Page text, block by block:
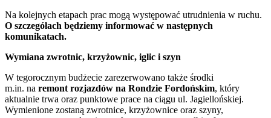
Na kolejnych etapach prac mogą występować utrudnienia w ruchu.
O szczegółach będziemy informować w następnych
komunikatach.
Wymiana zwrotnic, krzyżownic, iglic i szyn
W tegorocznym budżecie zarezerwowano także środki
m.in. na remont rozjazdów na Rondzie Fordońskim, który
aktualnie trwa oraz punktowe prace na ciągu ul. Jagiellońskiej.
Wymienione zostaną zwrotnice, krzyżownice oraz szyny,